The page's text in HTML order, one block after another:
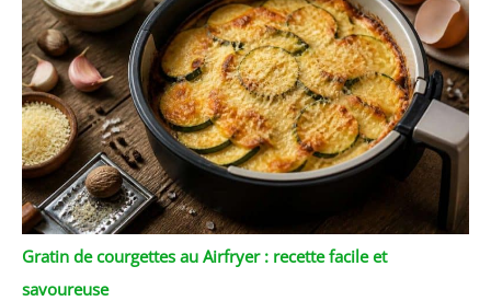
Gratin de courgettes au Airfryer : recette facile et
savoureuse